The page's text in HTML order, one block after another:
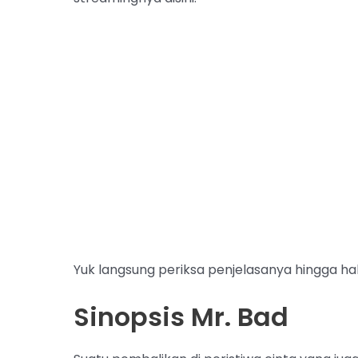
Yuk langsung periksa penjelasanya hingga
Sinopsis Mr. Bad